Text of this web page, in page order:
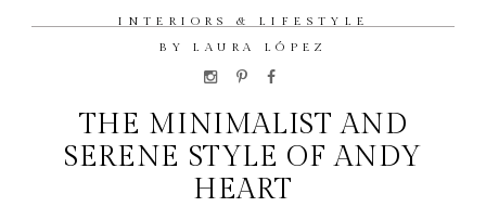
INTERIORS & LIFESTYLE
BY LAURA LÓPEZ
THE MINIMALIST AND
SERENE STYLE OF ANDY
HEART